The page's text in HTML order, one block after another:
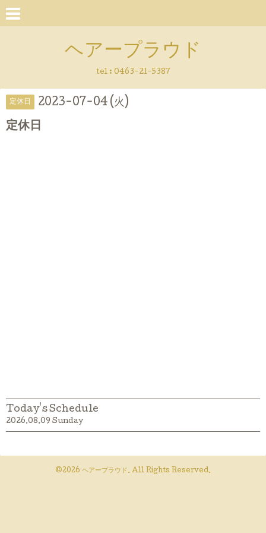
ヘアープラウド
tel : 0463-21-5387
定休日 2023-07-04 (火)
定休日
Today's Schedule
2026.08.09 Sunday
©2026 ヘアープラウド . All Rights Reserved.